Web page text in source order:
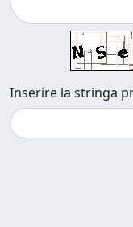
Inserire la stringa